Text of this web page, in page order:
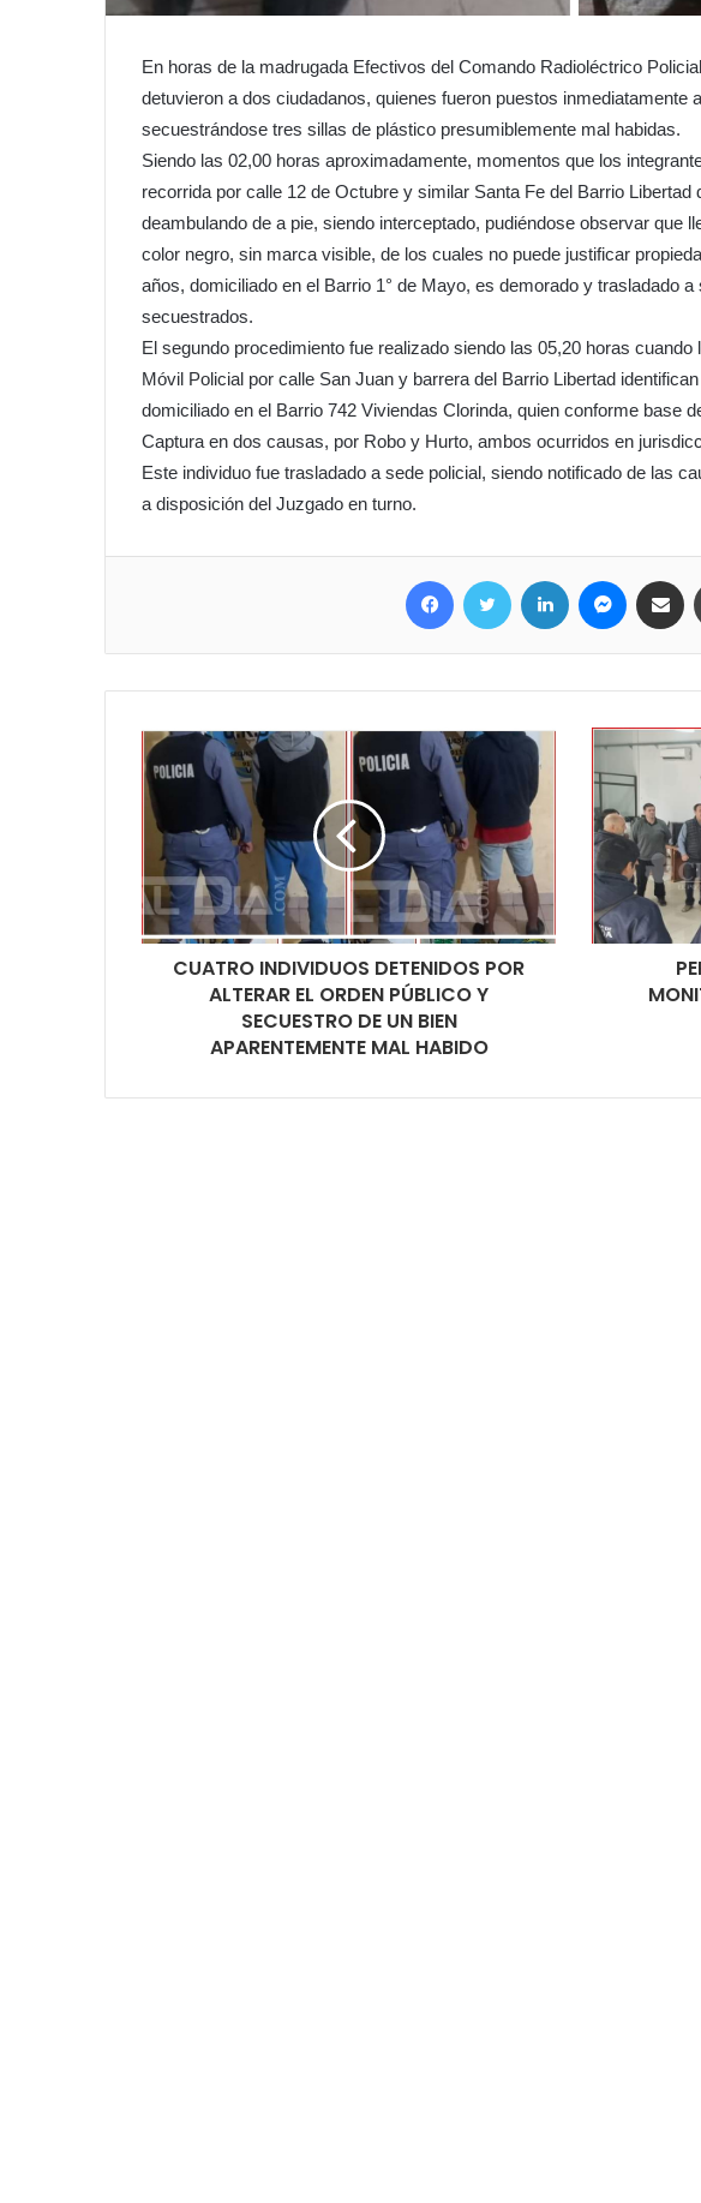
En horas de la madrugada Efectivos del Comando Radioléctrico
detuvieron a dos ciudadanos, quienes fueron puestos inmediatamente
secuestrándose tres sillas de plástico presumiblemente mal habidas.
Siendo las 02,00 horas aproximadamente, momentos que los
recorrida por calle 12 de Octubre y similar Santa Fe del Barrio
deambulando de a pie, siendo interceptado, pudiéndose observar que
color negro, sin marca visible, de los cuales no puede justificar
años, domiciliado en el Barrio 1° de Mayo, es demorado y trasladado
secuestrados.
El segundo procedimiento fue realizado siendo las 05,20 horas
Móvil Policial por calle San Juan y barrera del Barrio Libertad
domiciliado en el Barrio 742 Viviendas Clorinda, quien conforme base
Captura en dos causas, por Robo y Hurto, ambos ocurridos en
Este individuo fue trasladado a sede policial, siendo notificado de las
a disposición del Juzgado en turno.
Facebook Twitter LinkedIn Messenger
CUATRO INDIVIDUOS DETENIDOS POR
ALTERAR EL ORDEN PÚBLICO Y
SECUESTRO DE UN BIEN
APARENTEMENTE MAL HABIDO